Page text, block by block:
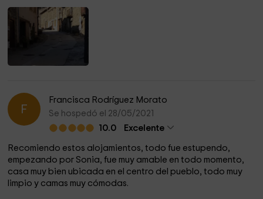
F
Francisca Rodríguez Morato
Se hospedó el 28/05/2021
10.0
Excelente
Recomiendo estos alojamientos, todo fue estupendo,
empezando por Sonia, fue muy amable en todo momento,
casa muy bien ubicada en el centro del pueblo, todo muy
limpio y camas muy cómodas.